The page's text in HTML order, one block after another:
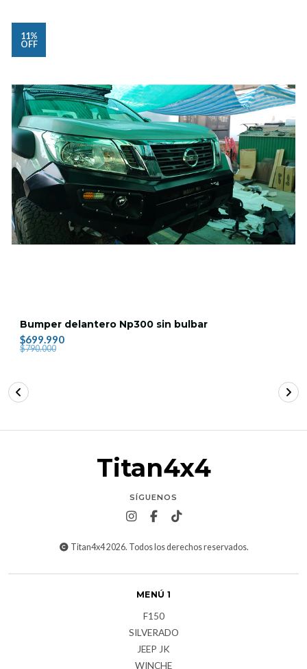
11%
OFF
Bumper delantero Np300 sin bulbar
$699.990
$790.000
Titan4x4
SÍGUENOS
Titan4x4 2026. Todos los derechos reservados.
MENÚ 1
F150
SILVERADO
JEEP JK
WINCHE